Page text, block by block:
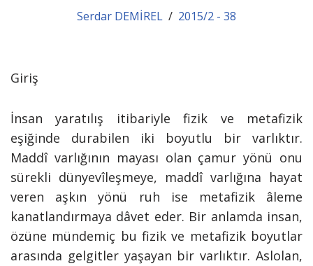
Serdar DEMİREL 2015/2 - 38
Giriş
İnsan yaratılış itibariyle fizik ve metafizik
eşiğinde durabilen iki boyutlu bir varlıktır.
Maddî varlığının mayası olan çamur yönü onu
sürekli dünyevîleşmeye, maddî varlığına hayat
veren aşkın yönü ruh ise metafizik âleme
kanatlandırmaya dâvet eder. Bir anlamda insan,
özüne mündemiç bu fizik ve metafizik boyutlar
arasında gelgitler yaşayan bir varlıktır. Aslolan,